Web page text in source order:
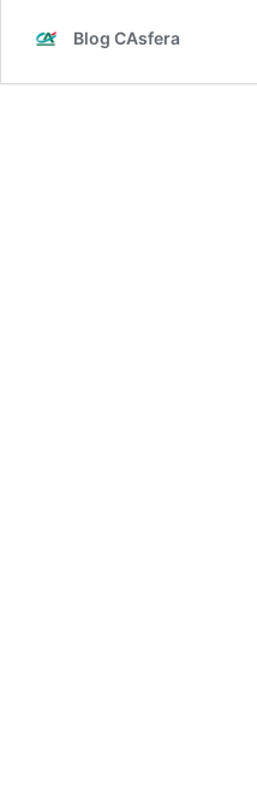
Blog CAsfera